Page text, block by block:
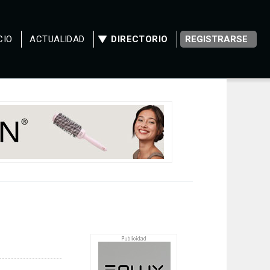
ACTUALIDAD DIRECTORIO REGISTRARSE